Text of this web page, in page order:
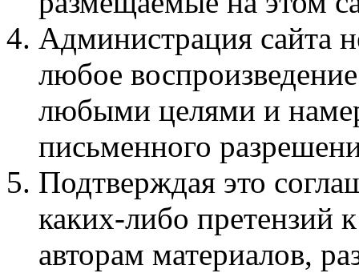
Администрация сайта
любое
любыми целями и
письменного
Подтверждая это
каких-либо претензий
авторам материалов,